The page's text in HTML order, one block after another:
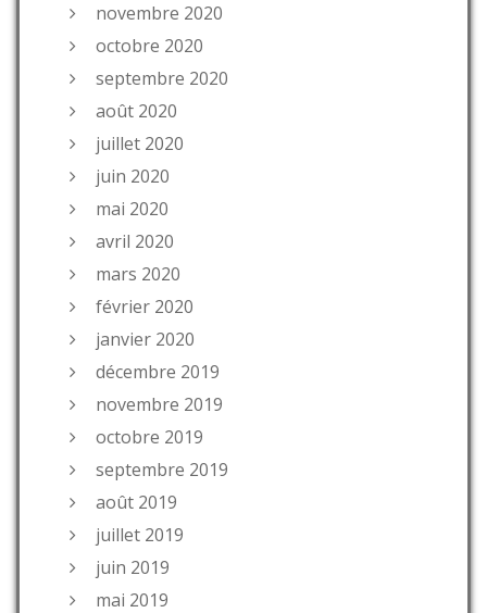
novembre 2020
octobre 2020
septembre 2020
août 2020
juillet 2020
juin 2020
mai 2020
avril 2020
mars 2020
février 2020
janvier 2020
décembre 2019
novembre 2019
octobre 2019
septembre 2019
août 2019
juillet 2019
juin 2019
mai 2019